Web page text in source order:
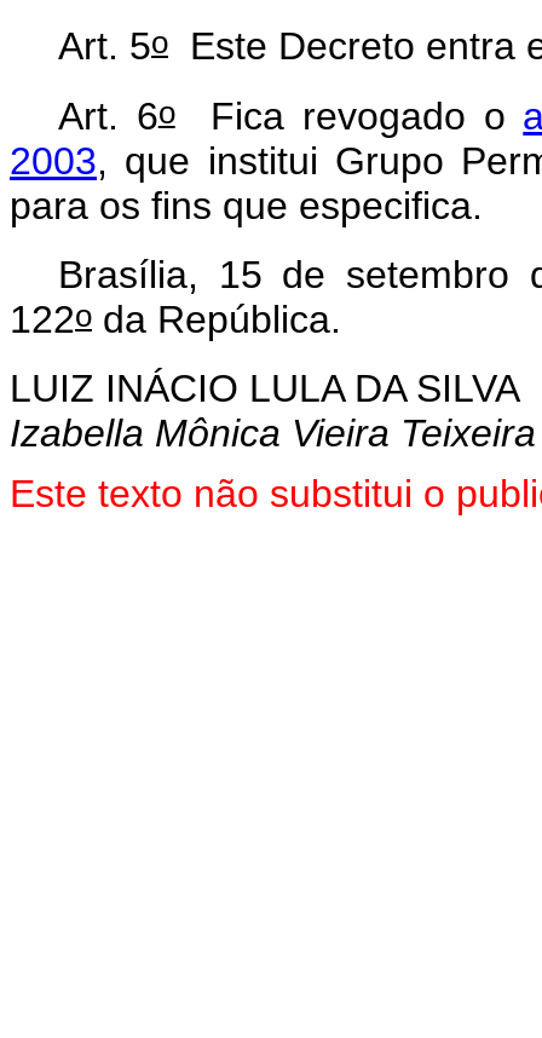
Art. 5o Este Decreto entra
Art. 6oFica revogado o
2003, que institui Grupo
para os fins que especifica.
Brasília, 15 de setembro
122o da República.
LUIZ INÁCIO LULA DA SILVA
Izabella Mônica Vieira Teixeira
Este texto não substitui o